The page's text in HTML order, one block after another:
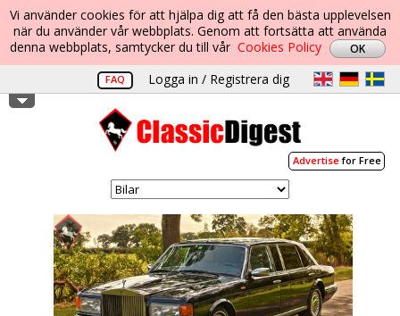
Vi använder cookies för att hjälpa dig att få den bästa upplevelsen
när du använder vår webbplats. Genom att fortsätta att använda
denna webbplats, samtycker du till vår Cookies Policy
FAQ Logga in / Registrera dig
Advertisefor Free